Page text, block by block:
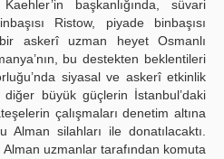
başkanlığında, süvari
Ristow, piyade binbaşısı
askerî uzman heyet Osmanlı
bu destekten beklentileri
siyasal ve askerî etkinlik
büyük güçlerin İstanbul’daki
çalışmaları denetim altına
Alman silahları ile donatılacaktı.
uzmanlar tarafından komuta